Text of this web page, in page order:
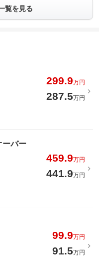
覧を見る
299.9万円
287.5万円
ーバー
459.9万円
441.9万円
99.9万円
91.5万円